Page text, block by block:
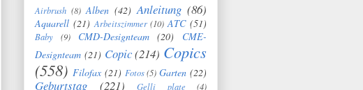
Airbrush (8) Alben (42) Anleitung (86)
Aquarell (21) Arbeitszimmer (10) ATC (51)
Baby (9) CMD-Designteam (20)
CME-
Designteam (21) Copic (214) Copics
(558) Filofax (21) Fotos (5) Garten (22)
Geburtstag (221) Gelli plate (4)